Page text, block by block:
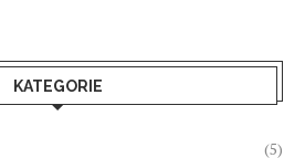
KATEGORIE
(5)